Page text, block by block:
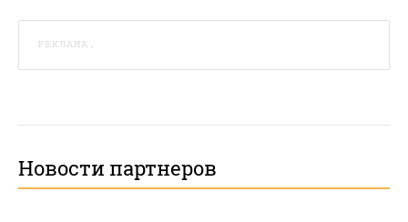
РЕКЛАМА.
Новости партнеров